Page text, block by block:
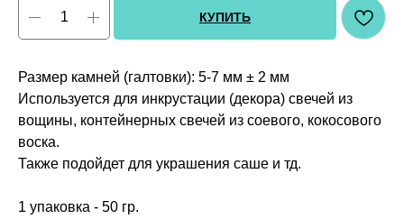
КУПИТЬ
Размер камней (галтовки): 5-7 мм ± 2 мм
Используется для инкрустации (декора) свечей из
вощины, контейнерных свечей из соевого, кокосового
воска.
Также подойдет для украшения саше и тд.
1 упаковка - 50 гр.